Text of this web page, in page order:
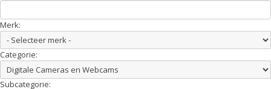
Merk:
Categorie:
Subcategorie: